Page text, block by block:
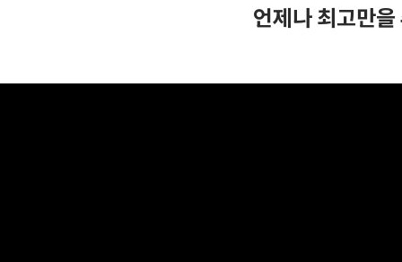
언제나 최고만